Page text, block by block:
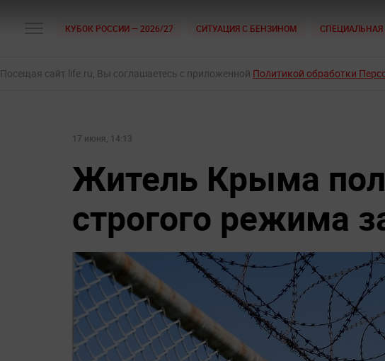
КУБОК РОССИИ — 2026/27 СИТУАЦИЯ С БЕНЗИНОМ СПЕЦИАЛЬНАЯ
Посещая сайт life.ru, Вы соглашаетесь с приложенной Политикой обработки
17 июня, 14:13
Житель Крыма
строгого режима